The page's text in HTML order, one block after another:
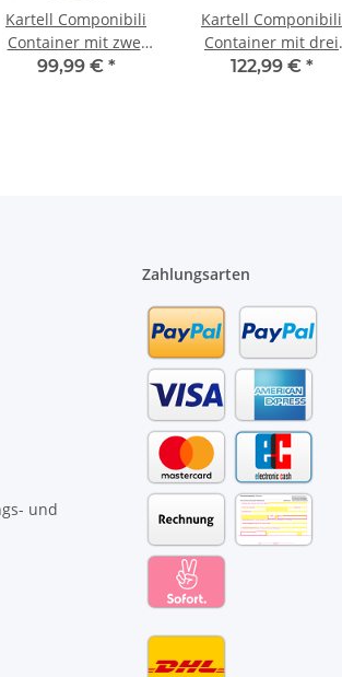
Kartell Componibili
Container mit zwei
Fächern Schwarz
99,99 € *
Kartell Componibili
Container mit drei
Fächern Hellblau
122,99 € *
und
Zahlungsarten